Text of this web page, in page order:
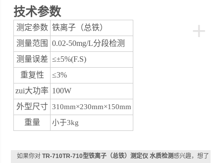
技术参数
+
测定参数 铁离子（总铁）
测量范围
0.02-50mg/L分段检测
测量误差 ≤±5%(F.S)
重复性
≤3%
zui大功率 100W
外型尺寸 310mm×230mm×150mm
重量 小于3kg
如果你对TR-710TR-710型铁离子（总铁）测定仪 水质检测感兴趣，想了